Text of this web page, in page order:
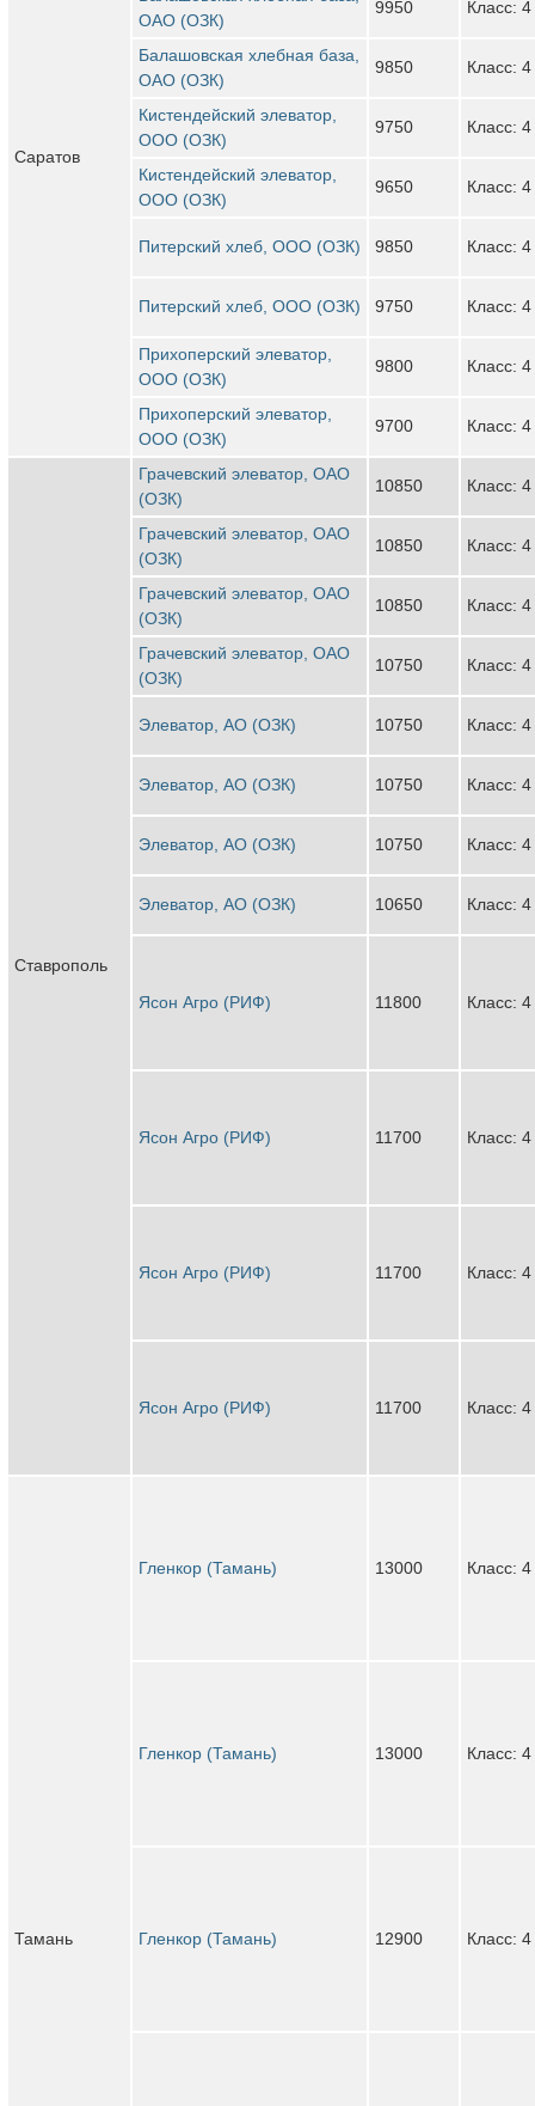
Саратов
ОАО (ОЗК)
9950 Класс: 4
Балашовская хлебная база,
ОАО (ОЗК)
9850 Класс: 4
Кистендейский элеватор,
ООО (ОЗК)
9750 Класс: 4
Кистендейский элеватор,
ООО (ОЗК)
9650 Класс: 4
Питерский хлеб, ООО (ОЗК) 9850 Класс: 4
Питерский хлеб, ООО (ОЗК) 9750 Класс: 4
Прихоперский элеватор,
ООО (ОЗК)
9800 Класс: 4
Прихоперский элеватор,
ООО (ОЗК)
9700 Класс: 4
Ставрополь
Грачевский элеватор, ОАО
(ОЗК)
10850 Класс: 4
Грачевский элеватор, ОАО
(ОЗК)
10850 Класс: 4
Грачевский элеватор, ОАО
(ОЗК)
10850 Класс: 4
Грачевский элеватор, ОАО
(ОЗК)
10750 Класс: 4
Элеватор, АО (ОЗК) 10750 Класс: 4
Элеватор, АО (ОЗК) 10750 Класс: 4
Элеватор, АО (ОЗК) 10750 Класс: 4
Элеватор, АО (ОЗК) 10650 Класс: 4
Ясон Агро (РИФ) 11800 Класс: 4
Ясон Агро (РИФ) 11700 Класс: 4
Ясон Агро (РИФ) 11700 Класс: 4
Ясон Агро (РИФ) 11700 Класс: 4
Тамань
Гленкор (Тамань) 13000 Класс: 4
Гленкор (Тамань) 13000 Класс: 4
Гленкор (Тамань) 12900 Класс: 4